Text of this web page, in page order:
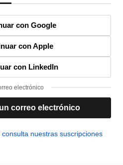
con Google
con Apple
con LinkedIn
electrónico
correo electrónico
consulta nuestras suscripciones